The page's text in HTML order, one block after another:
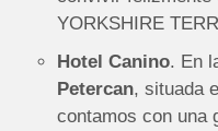
YORKSHIRE
Hotel Canino. En
Petercan, situada
contamos con una